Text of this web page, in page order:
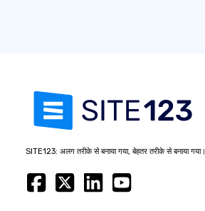
SITE123: अलग तरीके से बनाया गया, बेहतर तरीके से बनाया गया।